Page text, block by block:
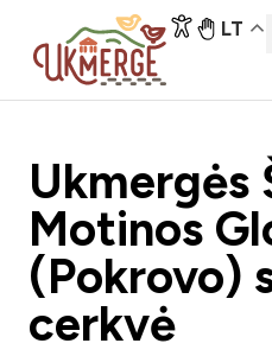
LT
Ukmergės
Motinos
(Pokrovo)
cerkvė